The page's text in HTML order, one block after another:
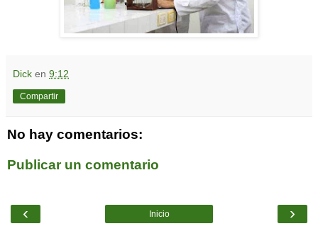
Dick en 9:12
Compartir
No hay comentarios:
Publicar un comentario
‹ ›
Inicio